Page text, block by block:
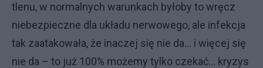
tlenu, w normalnych warunkach byłoby to wręcz
niebezpieczne dla układu nerwowego, ale infekcja
tak zaatakowała, że inaczej się nie da… i więcej się
nie da – to już 100% możemy tylko czekać… kryzys